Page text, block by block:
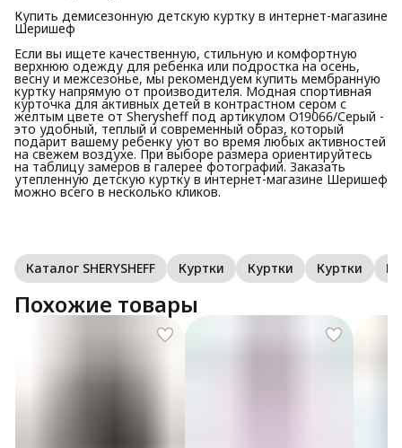
Купить демисезонную детскую куртку в интернет-магазине
Шеришеф
Если вы ищете качественную, стильную и комфортную
верхнюю одежду для ребенка или подростка на осень,
весну и межсезонье, мы рекомендуем купить мембранную
куртку напрямую от производителя. Модная спортивная
курточка для активных детей в контрастном сером с
желтым цвете от Sherysheff под артикулом О19066/Серый -
это удобный, теплый и современный образ, который
подарит вашему ребенку уют во время любых активностей
на свежем воздухе. При выборе размера ориентируйтесь
на таблицу замеров в галерее фотографий. Заказать
утепленную детскую куртку в интернет-магазине Шеришеф
можно всего в несколько кликов.
Каталог SHERYSHEFF Куртки Куртки Куртки
Похожие товары